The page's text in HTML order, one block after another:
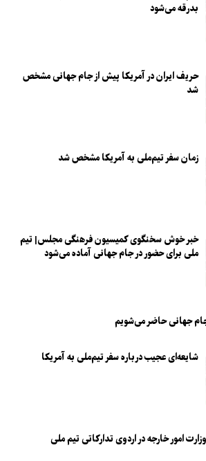
بدرقه می‌شود
حریف ایران در آمریکا پیش از جام جهانی مشخص
شد
زمان سفر تیم‌ملی به آمریکا مشخص شد
خبر خوش سخنگوی کمیسیون فرهنگی مجلس| تیم
ملی برای حضور در جام جهانی آماده می‌شود
جهانی حاضر می‌شویم
شایعه‌ای عجیب درباره سفر تیم‌ملی به آمریکا
امور خارجه در اردوی تدارکاتی تیم ملی